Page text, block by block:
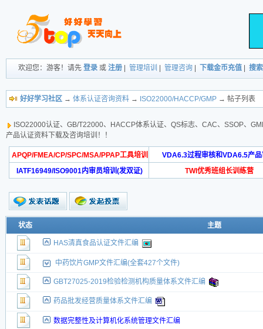
欢迎您：游客！请先 登录 或 注册 管理培训 管理咨询 下载金币充值 搜索
好好学习社区 → 体系认证咨询资料 → ISO22000/HACCP/GMP → 帖子列表
ISO22000认证、GB/T22000、HACCP体系认证、QS标志、CAC、SSOP、
产品认证资料下载及咨询培训！！
APQP/FMEA/CP/SPC/MSA/PPAP工具培训
VDA6.3过程审核和VDA6.5产品
IATF16949/ISO9001内审员培训(发双证)
TWI优秀班组长训练营
状态 主题
HAS清真食品认证文件汇编
中药饮片GMP文件汇编(全套427个文件)
GBT27025-2019检验检测机构质量体系文件汇编
药品批发经营质量体系文件汇编
数据完整性及计算机化系统管理文件汇编